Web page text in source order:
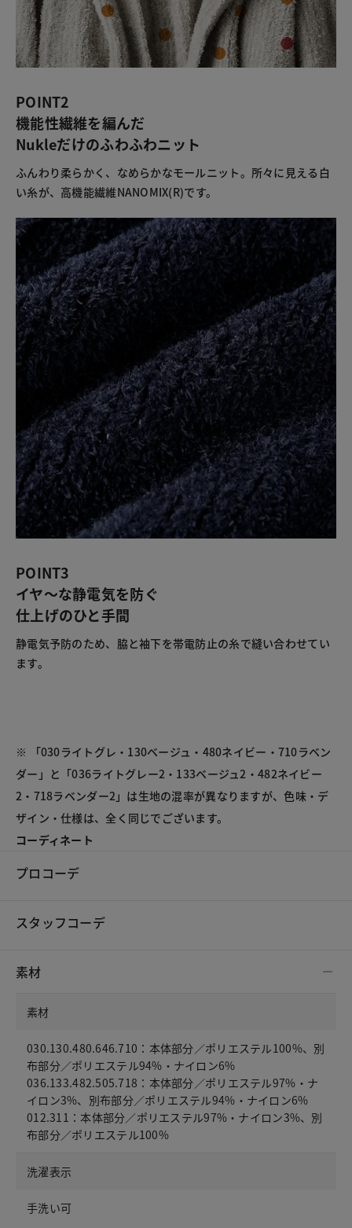
POINT2
機能性繊維を編んだ
Nukleだけのふわふわニット
ふんわり柔らかく、なめらかなモールニット。所々に見える白
い糸が、高機能繊維NANOMIX(R)です。
POINT3
イヤ～な静電気を防ぐ
仕上げのひと手間
静電気予防のため、脇と袖下を帯電防止の糸で縫い合わせてい
ます。
※ 「030ライトグレ・130ベージュ・480ネイビー・710ラベン
ダー」と「036ライトグレー2・133ベージュ2・482ネイビー
2・718ラベンダー2」は生地の混率が異なりますが、色味・デ
ザイン・仕様は、全く同じでございます。
コーディネート
プロコーデ
スタッフコーデ
素材
素材
030.130.480.646.710：本体部分／ポリエステル100%、別
布部分／ポリエステル94%・ナイロン6%
036.133.482.505.718：本体部分／ポリエステル97%・ナ
イロン3%、別布部分／ポリエステル94%・ナイロン6%
012.311：本体部分／ポリエステル97%・ナイロン3%、別
布部分／ポリエステル100%
洗濯表示
手洗い可